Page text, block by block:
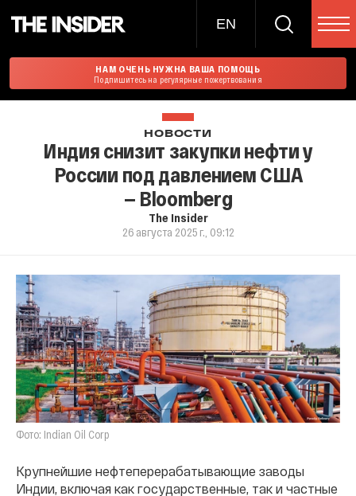
EN
НАМ ОЧЕНЬ НУЖНА ВАША ПОМОЩЬ
Подпишитесь на регулярные пожертвования
НОВОСТИ
Индия снизит закупки нефти у
России под давлением США
— Bloomberg
The Insider
26 августа 2025 г., 09:12
Фото: Indian Oil Corp
Крупнейшие нефтеперерабатывающие заводы
Индии, включая как государственные, так и частные